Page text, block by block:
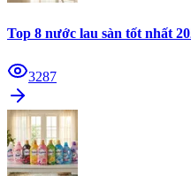
Top 8 nước lau sàn tốt nhất
3287